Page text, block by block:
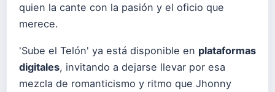
quien la cante con la pasión y el oficio que
merece.
'Sube el Telón' ya está disponible en plataformas
digitales, invitando a dejarse llevar por esa
mezcla de romanticismo y ritmo que Jhonny